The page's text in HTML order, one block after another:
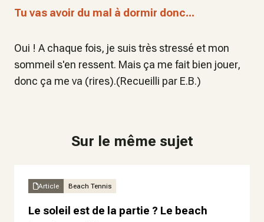
Tu vas avoir du mal à dormir donc...
Oui ! A chaque fois, je suis très stressé et mon
sommeil s'en ressent. Mais ça me fait bien jouer,
donc ça me va (rires).(Recueilli par E.B.)
Sur le même sujet
Article Beach Tennis
Le soleil est de la partie ? Le beach